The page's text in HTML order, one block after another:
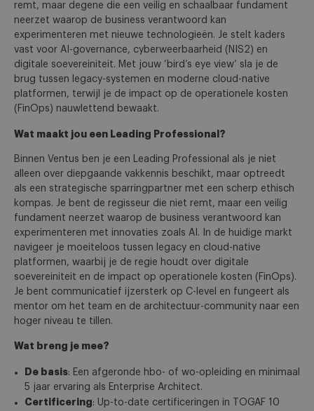
remt, maar degene die een veilig en schaalbaar fundament
neerzet waarop de business verantwoord kan
experimenteren met nieuwe technologieën. Je stelt kaders
vast voor AI-governance, cyberweerbaarheid (NIS2) en
digitale soevereiniteit. Met jouw ‘bird’s eye view’ sla je de
brug tussen legacy-systemen en moderne cloud-native
platformen, terwijl je de impact op de operationele kosten
(FinOps) nauwlettend bewaakt.
Wat maakt jou een Leading Professional?
Binnen Ventus ben je een Leading Professional als je niet
alleen over diepgaande vakkennis beschikt, maar optreedt
als een strategische sparringpartner met een scherp ethisch
kompas. Je bent de regisseur die niet remt, maar een veilig
fundament neerzet waarop de business verantwoord kan
experimenteren met innovaties zoals AI. In de huidige markt
navigeer je moeiteloos tussen legacy en cloud-native
platformen, waarbij je de regie houdt over digitale
soevereiniteit en de impact op operationele kosten (FinOps).
Je bent communicatief ijzersterk op C-level en fungeert als
mentor om het team en de architectuur-community naar een
hoger niveau te tillen.
Wat breng je mee?
De basis: Een afgeronde hbo- of wo-opleiding en minimaal
5 jaar ervaring als Enterprise Architect.
Certificering: Up-to-date certificeringen in TOGAF 10